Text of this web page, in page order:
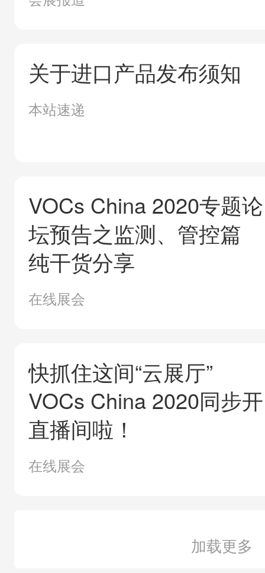
关于进口产品发布须知
本站速递
VOCs China 2020专题论
坛预告之监测、管控篇
纯干货分享
在线展会
快抓住这间“云展厅”
VOCs China 2020同步开
直播间啦！
在线展会
加载更多